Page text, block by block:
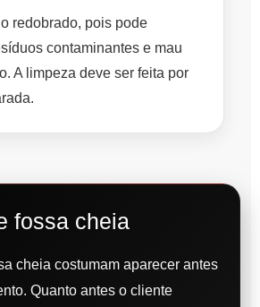
redobrado, pois pode
contaminantes e mau
A limpeza deve ser feita por
fossa cheia
cheia costumam aparecer antes
Quanto antes o cliente